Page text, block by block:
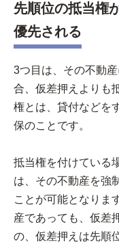
先順位の抵当権
優先される
3つ目は、その不動
合、仮差押えよりも
権とは、貸付などを
保のことです。
抵当権を付けている
は、その不動産を強
ことが可能となりま
産であっても、仮差
の、仮差押えは先順